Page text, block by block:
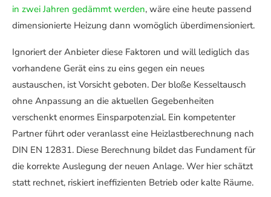
in zwei Jahren gedämmt werden, wäre eine heute passend
dimensionierte Heizung dann womöglich überdimensioniert.
Ignoriert der Anbieter diese Faktoren und will lediglich das
vorhandene Gerät eins zu eins gegen ein neues
austauschen, ist Vorsicht geboten. Der bloße Kesseltausch
ohne Anpassung an die aktuellen Gegebenheiten
verschenkt enormes Einsparpotenzial. Ein kompetenter
Partner führt oder veranlasst eine Heizlastberechnung nach
DIN EN 12831. Diese Berechnung bildet das Fundament für
die korrekte Auslegung der neuen Anlage. Wer hier schätzt
statt rechnet, riskiert ineffizienten Betrieb oder kalte Räume.